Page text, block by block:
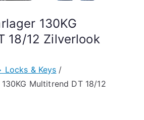
130KG
18/12 Zilverlook
Locks & Keys
Multitrend DT 18/12